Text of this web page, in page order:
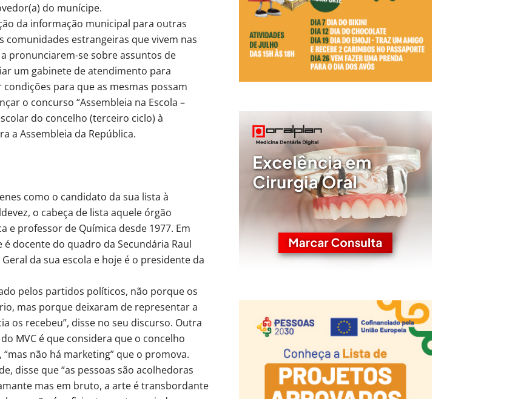
do munícipe.
da informação municipal para outras
comunidades estrangeiras que vivem nas
pronunciarem-se sobre assuntos de
um gabinete de atendimento para
para que as mesmas possam
o concurso “Assembleia na Escola –
do concelho (terceiro ciclo) à
a Assembleia da República.
como o candidato da sua lista à
o cabeça de lista aquele órgão
e professor de Química desde 1977. Em
docente do quadro da Secundária Raul
da sua escola e hoje é o presidente da
pelos partidos políticos, não porque os
mas porque deixaram de representar a
os recebeu”, disse no seu discurso. Outra
MVC é que considera que o concelho
não há marketing” que o promova.
disse que “as pessoas são acolhedoras
mas em bruto, a arte é transbordante